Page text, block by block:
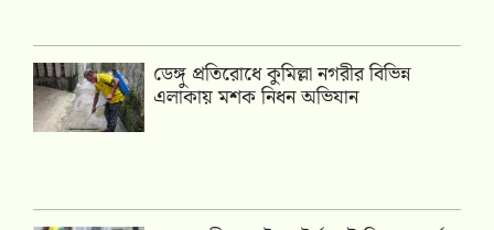
ডেঙ্গু প্রতিরোধে কুমিল্লা নগরীর বিভিন্ন
এলাকায় মশক নিধন অভিযান